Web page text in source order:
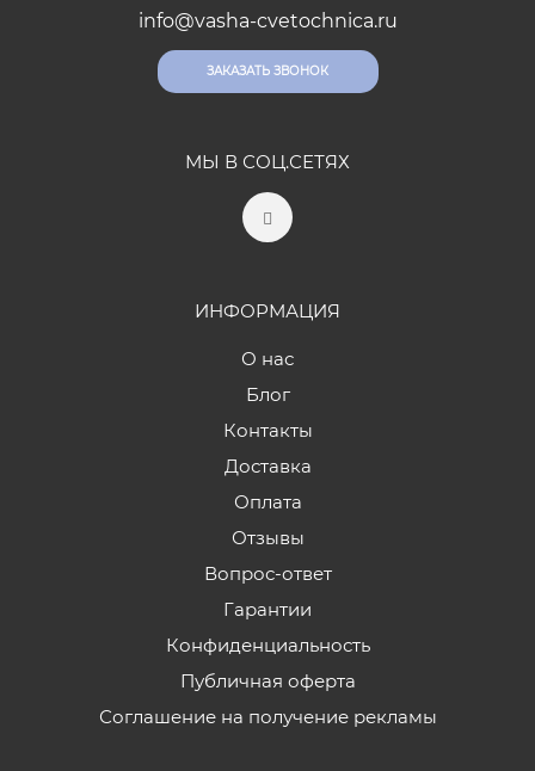
info@vasha-cvetochnica.ru
ЗАКАЗАТЬ ЗВОНОК
МЫ В СОЦ.СЕТЯХ
ИНФОРМАЦИЯ
О нас
Блог
Контакты
Доставка
Оплата
Отзывы
Вопрос-ответ
Гарантии
Конфиденциальность
Публичная оферта
Соглашение на получение рекламы